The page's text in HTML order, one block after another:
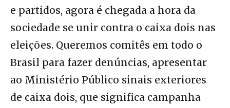
e partidos, agora é chegada a hora da
sociedade se unir contra o caixa dois nas
eleições. Queremos comitês em todo o
Brasil para fazer denúncias, apresentar
ao Ministério Público sinais exteriores
de caixa dois, que significa campanha